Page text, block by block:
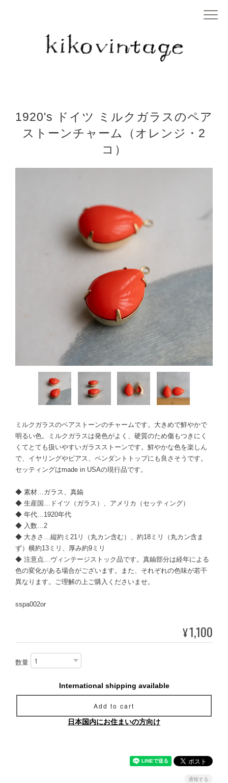
1920's ドイツ ミルクガラスのペア
ストーンチャーム（オレンジ・2
コ）
ミルクガラスのペアストーンのチャームです。大きめで鮮やかで
明るい色。ミルクガラスは発色がよく、硬質のため傷もつきにく
くてとても扱いやすいガラスストーンです。鮮やかな色を楽しん
で、イヤリングやピアス、ペンダントトップにも良さそうです。
セッティングはmade in USAの現行品です。
◆ 素材…ガラス、真鍮
◆ 生産国…ドイツ（ガラス）、アメリカ（セッティング）
◆ 年代…1920年代
◆ 入数…2
◆ 大きさ…縦約ミ21リ（丸カン含む）、約18ミリ（丸カン含ま
ず）横約13ミリ、厚み約9ミリ
◆ 注意点…ヴィンテージストック品です。真鍮部分は経年による
色の変化がある場合がございます。また、それぞれの色味が若干
異なります。ご理解の上ご購入くださいませ。
sspa002or
¥1,100
数量
International shipping available
Add to cart
日本国内にお住まいの方向け
通報する